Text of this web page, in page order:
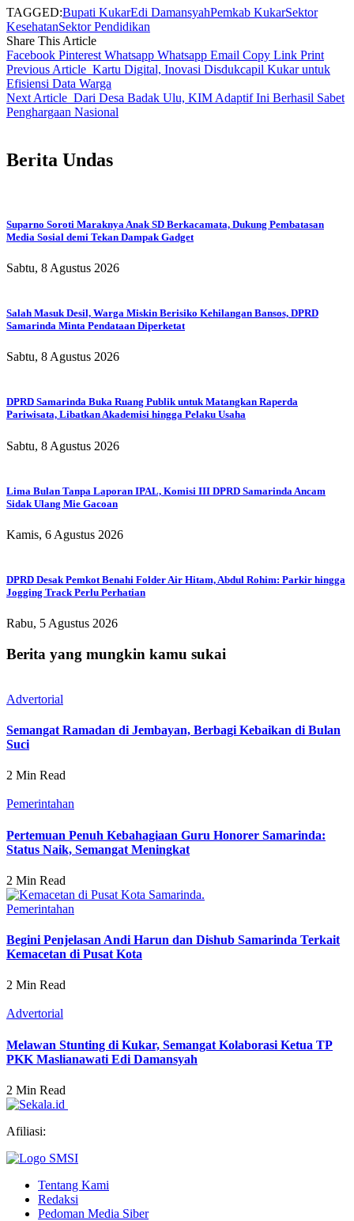
TAGGED:Bupati KukarEdi DamansyahPemkab KukarSektor
KesehatanSektor Pendidikan
Share This Article
Facebook Pinterest Whatsapp Whatsapp Email Copy Link Print
Previous Article Kartu Digital, Inovasi Disdukcapil Kukar untuk
Efisiensi Data Warga
Next Article Dari Desa Badak Ulu, KIM Adaptif Ini Berhasil Sabet
Penghargaan Nasional
Berita Undas
Suparno Soroti Maraknya Anak SD Berkacamata, Dukung Pembatasan
Media Sosial demi Tekan Dampak Gadget
Sabtu, 8 Agustus 2026
Salah Masuk Desil, Warga Miskin Berisiko Kehilangan Bansos, DPRD
Samarinda Minta Pendataan Diperketat
Sabtu, 8 Agustus 2026
DPRD Samarinda Buka Ruang Publik untuk Matangkan Raperda
Pariwisata, Libatkan Akademisi hingga Pelaku Usaha
Sabtu, 8 Agustus 2026
Lima Bulan Tanpa Laporan IPAL, Komisi III DPRD Samarinda Ancam
Sidak Ulang Mie Gacoan
Kamis, 6 Agustus 2026
DPRD Desak Pemkot Benahi Folder Air Hitam, Abdul Rohim: Parkir hingga
Jogging Track Perlu Perhatian
Rabu, 5 Agustus 2026
Berita yang mungkin kamu sukai
Advertorial
Semangat Ramadan di Jembayan, Berbagi Kebaikan di Bulan
Suci
2 Min Read
Pemerintahan
Pertemuan Penuh Kebahagiaan Guru Honorer Samarinda:
Status Naik, Semangat Meningkat
2 Min Read
Pemerintahan
Begini Penjelasan Andi Harun dan Dishub Samarinda Terkait
Kemacetan di Pusat Kota
2 Min Read
Advertorial
Melawan Stunting di Kukar, Semangat Kolaborasi Ketua TP
PKK Maslianawati Edi Damansyah
2 Min Read
Afiliasi:
Tentang Kami
Redaksi
Pedoman Media Siber